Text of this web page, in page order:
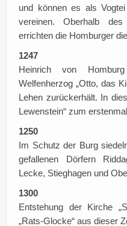
und können es als
vereinen. Oberhalb
errichten die Homburger
1247
Heinrich von
Welfenherzog „Otto, das
Lehen zurückerhält. In
Lewenstein“ zum
1250
Im Schutz der Burg
gefallenen Dörfern
Lecke, Stieghagen und
1300
Entstehung der Kirche
„Rats-Glocke“ aus dieser